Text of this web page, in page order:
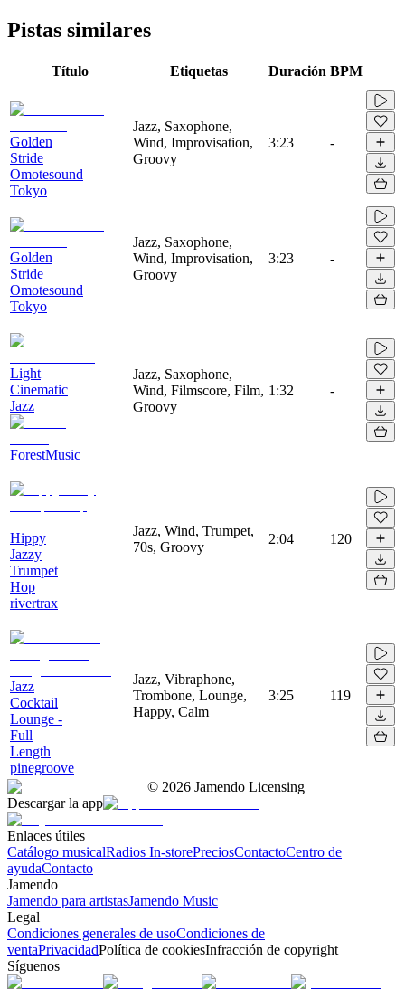
Pistas similares
Título Etiquetas Duración BPM
Golden
Stride
Omotesound
Tokyo
Jazz, Saxophone,
Wind, Improvisation,
Groovy
3:23 -
Golden
Stride
Omotesound
Tokyo
Jazz, Saxophone,
Wind, Improvisation,
Groovy
3:23 -
Light
Cinematic
Jazz
ForestMusic
Jazz, Saxophone,
Wind, Filmscore, Film,
Groovy
1:32 -
Hippy
Jazzy
Trumpet
Hop
rivertrax
Jazz, Wind, Trumpet,
70s, Groovy
2:04 120
Jazz
Cocktail
Lounge -
Full
Length
pinegroove
Jazz, Vibraphone,
Trombone, Lounge,
Happy, Calm
3:25 119
© 2026 Jamendo Licensing
Descargar la app
Enlaces útiles
Catálogo musicalRadios In-storePreciosContactoCentro de
ayudaContacto
Jamendo
Jamendo para artistasJamendo Music
Legal
Condiciones generales de usoCondiciones de
ventaPrivacidadPolítica de cookiesInfracción de copyright
Síguenos